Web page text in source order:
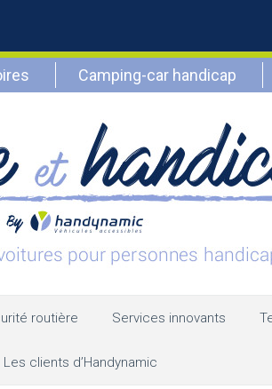
Camping-car handicap
routière Services innovants
Les clients d’Handynamic